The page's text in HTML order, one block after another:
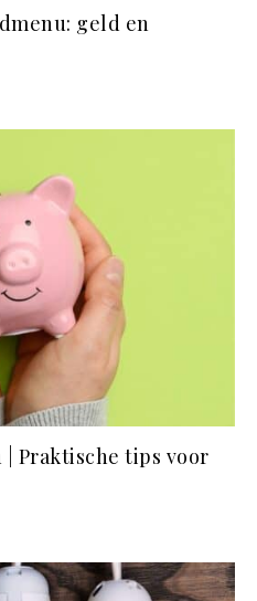
geld en
| Praktische tips voor